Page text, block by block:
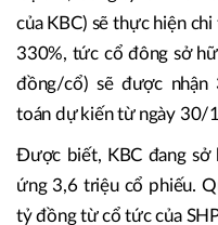
của KBC) sẽ thực hiện
330%, tức cổ đông sở
đồng/cổ) sẽ được nhận
toán dự kiến từ ngày 30/
Được biết, KBC đang sở
ứng 3,6 triệu cổ phiếu.
tỷ đồng từ cổ tức của SHP.